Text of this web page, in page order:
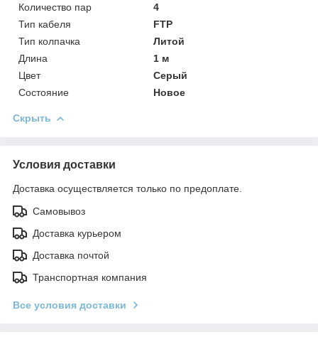
Количество пар
4
Тип кабеля
FTP
Тип колпачка
Литой
Длина
1 м
Цвет
Серый
Состояние
Новое
Скрыть
Условия доставки
Доставка осуществляется только по предоплате.
Самовывоз
Доставка курьером
Доставка почтой
Транспортная компания
Все условия доставки